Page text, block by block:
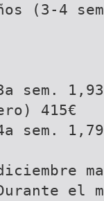
(3-4
sem.
415€
sem.
el